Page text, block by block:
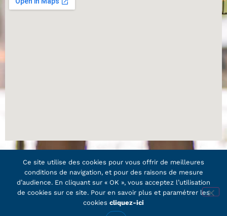
Plan du site–Mentions légales et Politique de
confidentialité
Ce site utilise des cookies pour vous offrir de meilleures
conditions de navigation, et pour des raisons de mesure
d’audience. En cliquant sur « OK », vous acceptez l’utilisation
de cookies sur ce site. Pour en savoir plus et paramétrer les
cookies cliquez-ici